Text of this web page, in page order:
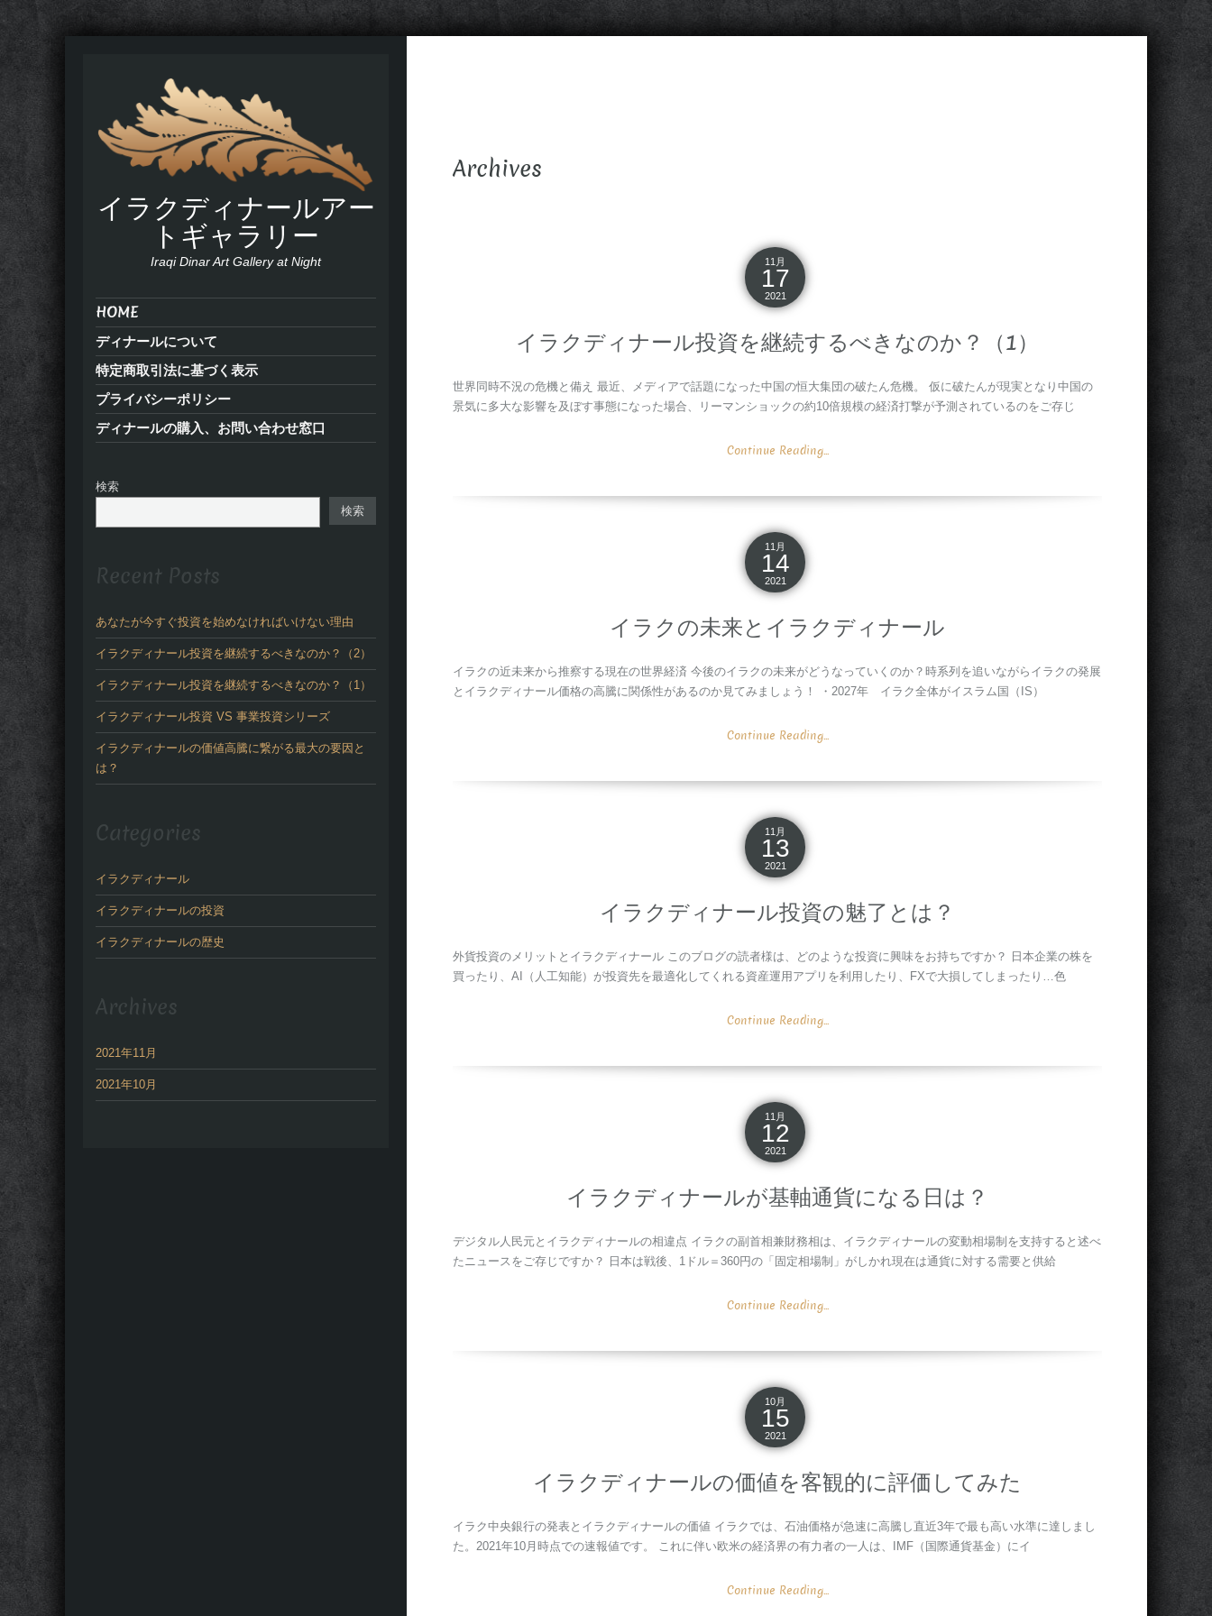
Archives
11月
17
2021
イラクディナール投資を継続するべきなのか？（1）
世界同時不況の危機と備え 最近、メディアで話題になった中国の恒大集団の破たん危機。 仮に破たんが現実となり中国の
景気に多大な影響を及ぼす事態になった場合、リーマンショックの約10倍規模の経済打撃が予測されているのをご存じ
Continue Reading...
11月
14
2021
イラクの未来とイラクディナール
イラクの近未来から推察する現在の世界経済 今後のイラクの未来がどうなっていくのか？時系列を追いながらイラクの発展
とイラクディナール価格の高騰に関係性があるのか見てみましょう！ ・2027年 イラク全体がイスラム国（IS）
Continue Reading...
11月
13
2021
イラクディナール投資の魅了とは？
外貨投資のメリットとイラクディナール このブログの読者様は、どのような投資に興味をお持ちですか？ 日本企業の株を
買ったり、AI（人工知能）が投資先を最適化してくれる資産運用アプリを利用したり、FXで大損してしまったり…色
Continue Reading...
11月
12
2021
イラクディナールが基軸通貨になる日は？
デジタル人民元とイラクディナールの相違点 イラクの副首相兼財務相は、イラクディナールの変動相場制を支持すると述べ
たニュースをご存じですか？ 日本は戦後、1ドル＝360円の「固定相場制」がしかれ現在は通貨に対する需要と供給
Continue Reading...
10月
15
2021
イラクディナールの価値を客観的に評価してみた
イラク中央銀行の発表とイラクディナールの価値 イラクでは、石油価格が急速に高騰し直近3年で最も高い水準に達しまし
た。2021年10月時点での速報値です。 これに伴い欧米の経済界の有力者の一人は、IMF（国際通貨基金）にイ
Continue Reading...
イラクディナールアー
トギャラリー
Iraqi Dinar Art Gallery at Night
HOME
ディナールについて
特定商取引法に基づく表示
プライバシーポリシー
ディナールの購入、お問い合わせ窓口
検索
検索
Recent Posts
あなたが今すぐ投資を始めなければいけない理由
イラクディナール投資を継続するべきなのか？（2）
イラクディナール投資を継続するべきなのか？（1）
イラクディナール投資 VS 事業投資シリーズ
イラクディナールの価値高騰に繋がる最大の要因と
は？
Categories
イラクディナール
イラクディナールの投資
イラクディナールの歴史
Archives
2021年11月
2021年10月